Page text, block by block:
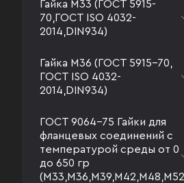
Гайка М33 (ГОСТ 5915-
70,ГОСТ ISO 4032-
2014,DIN934)
Гайка М36 (ГОСТ 5915-70,
ГОСТ ISO 4032-
2014,DIN934)
ГОСТ 9064-75 Гайки для
фланцевых соединений с
температурой среды от 0
до 650 гр